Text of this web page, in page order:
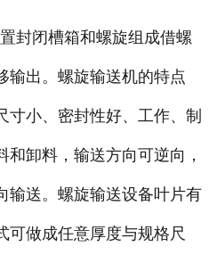
封闭槽箱和螺旋组成借螺
输出。螺旋输送机的特点
寸小、密封性好、工作、制
卸料，输送方向可逆向，
输送。螺旋输送设备叶片有
可做成任意厚度与规格尺